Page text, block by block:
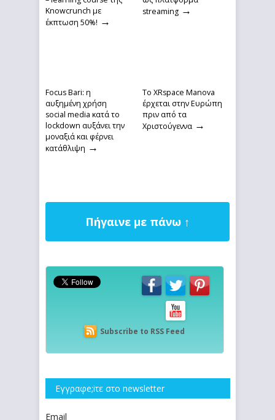
Knowcrunch με
έκπτωση 50%! →
streaming →
Focus Bari: η
αυξημένη χρήση
social media κατά το
lockdown αυξάνει την
μοναξιά και φέρνει
κατάθλιψη →
Το XRspace Manova
έρχεται στην Ευρώπη
πριν από τα
Χριστούγεννα →
Πήγαινε με πάνω ↑
Subscribe to RSS Feed
Εγγραφe;iτε στο newsletter
Email